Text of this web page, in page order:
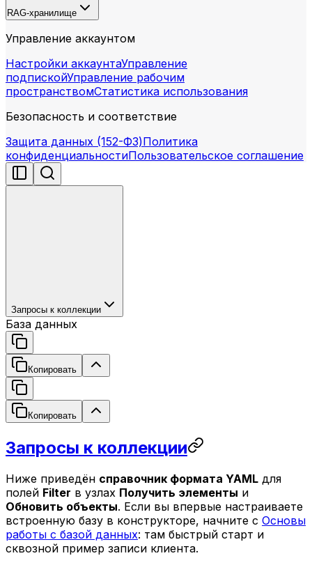
RAG-хранилище
Управление аккаунтом
Настройки аккаунтаУправление
подпискойУправление рабочим
пространствомСтатистика использования
Безопасность и соответствие
Защита данных (152-ФЗ)Политика
конфиденциальностиПользовательское соглашение
Запросы к коллекции
База данных
Копировать
Копировать
Запросы к коллекции
Ниже приведён справочник формата YAML для
полей Filter в узлах Получить элементы и
Обновить объекты. Если вы впервые настраиваете
встроенную базу в конструкторе, начните с Основы
работы с базой данных: там быстрый старт и
сквозной пример записи клиента.